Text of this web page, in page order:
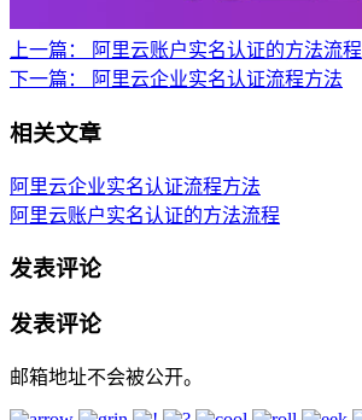
上一篇：
阿里云账户实名认证的方法流程
下一篇：
阿里云企业实名认证流程方法
相关文章
阿里云企业实名认证流程方法
阿里云账户实名认证的方法流程
发表评论
发表评论
邮箱地址不会被公开。